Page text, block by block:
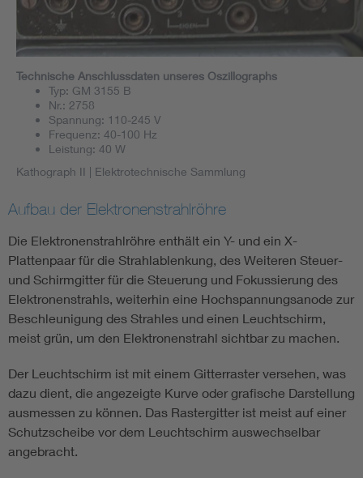
Technische Anschlussdaten unseres Oszillographs
Typ: GM 3155 B
Nr.: 2758
Spannung: 110-245 V
Frequenz: 40-100 Hz
Leistung: 40 W
Kathograph II
| Elektrotechnische Sammlung
Aufbau der Elektronenstrahlröhre
Die Elektronenstrahlröhre enthält ein Y- und ein X-
Plattenpaar für die Strahlablenkung, des Weiteren Steuer-
und Schirmgitter für die Steuerung und Fokussierung des
Elektronenstrahls, weiterhin eine Hochspannungsanode zur
Beschleunigung des Strahles und einen Leuchtschirm,
meist grün, um den Elektronenstrahl sichtbar zu machen.
Der Leuchtschirm ist mit einem Gitterraster versehen, was
dazu dient, die angezeigte Kurve oder grafische Darstellung
ausmessen zu können. Das Rastergitter ist meist auf einer
Schutzscheibe vor dem Leuchtschirm auswechselbar
angebracht.